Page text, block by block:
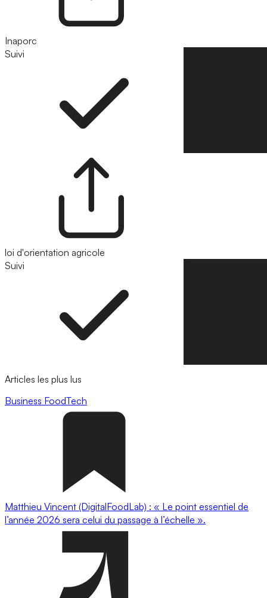
Inaporc
Suivi
loi d'orientation agricole
Suivi
Articles les plus lus
Business FoodTech
Matthieu Vincent (DigitalFoodLab) : « Le point essentiel de
l’année 2026 sera celui du passage à l’échelle ».